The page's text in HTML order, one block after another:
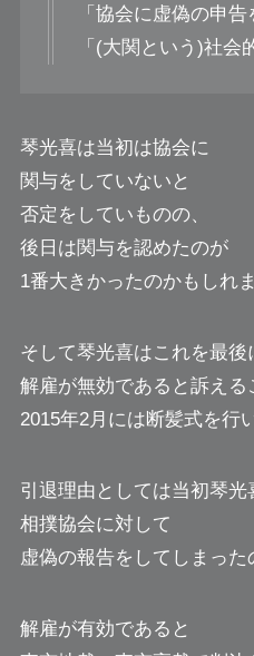
「協会に虚偽の申告
「(大関という)社会
琴光喜は当初は協会に
関与をしていないと
否定をしていものの、
後日は関与を認めたのが
1番大きかったのかもしれま
そして琴光喜はこれを最後
解雇が無効であると訴える
2015年2月には断髪式を行
引退理由としては当初琴光
相撲協会に対して
虚偽の報告をしてしまった
解雇が有効であると